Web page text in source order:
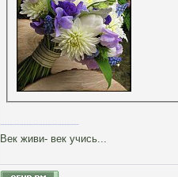
Век живи- век учись...